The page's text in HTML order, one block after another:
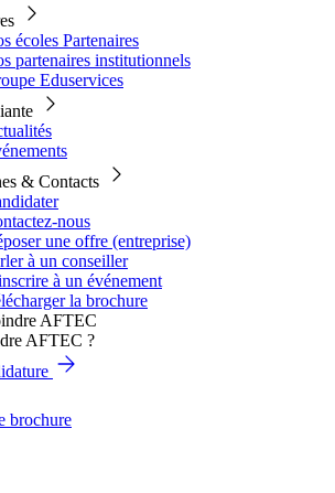
écoles Partenaires
partenaires institutionnels
Eduservices
& Contacts
nous
une offre (entreprise)
à un conseiller
à un événement
la brochure
AFTEC ?
brochure